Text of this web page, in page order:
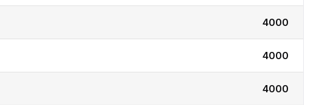
4000
4000
4000